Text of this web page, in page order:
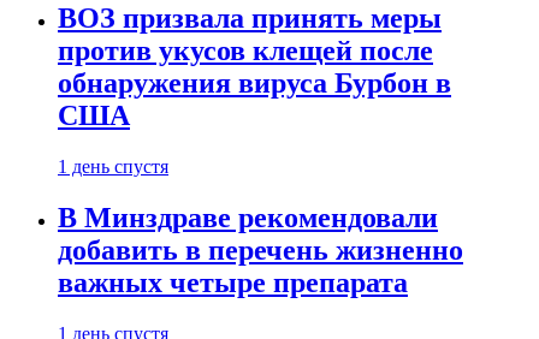
ВОЗ призвала принять меры
против укусов клещей после
обнаружения вируса Бурбон в
США
1 день спустя
В Минздраве рекомендовали
добавить в перечень жизненно
важных четыре препарата
1 день спустя